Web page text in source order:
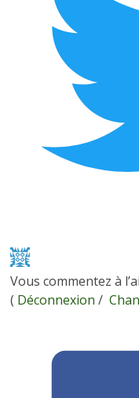
Vous commentez à
( Déconnexion /